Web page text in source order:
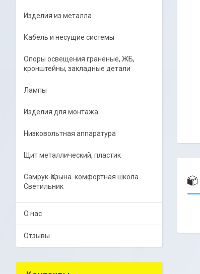
Изделия из металла
Кабель и несущие системы
Опоры освещения граненые, ЖБ,
кронштейны, закладные детали
Лампы
Изделия для монтажа
Низковольтная аппаратура
Щит металлический, пластик
Самрук-Қазына. комфортная школа
Светильник
О нас
Отзывы